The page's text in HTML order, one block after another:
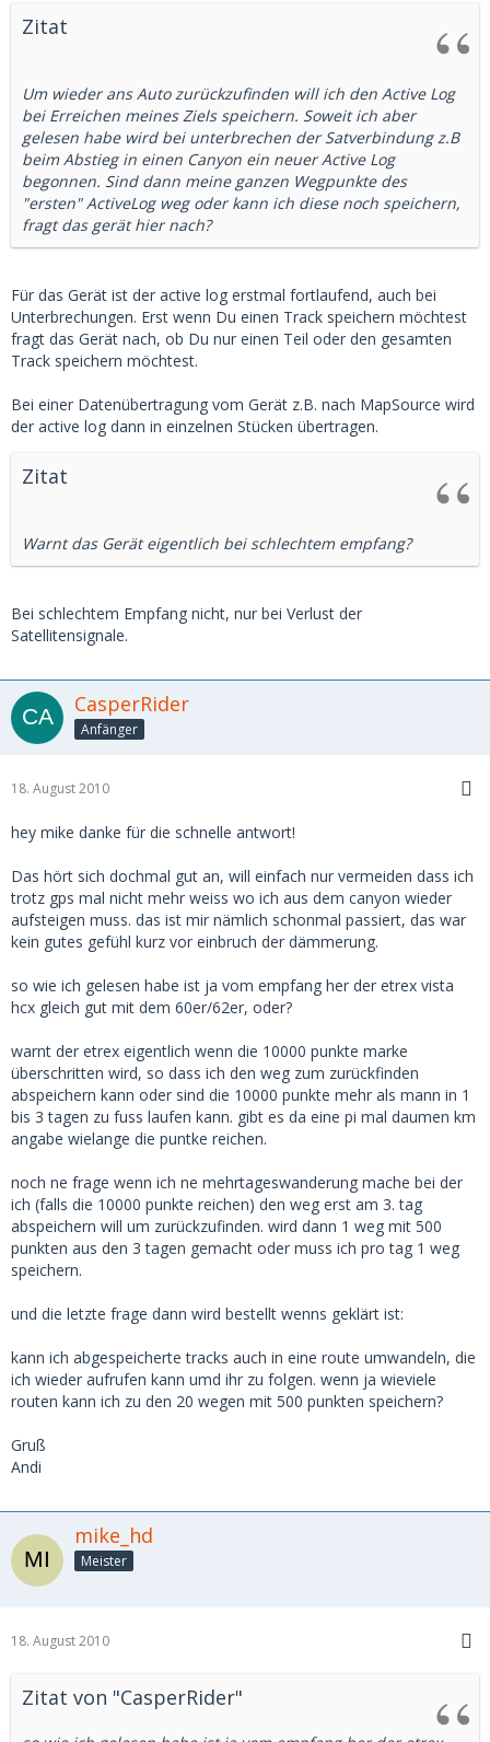
Zitat
Um wieder ans Auto zurückzufinden will ich den Active Log
bei Erreichen meines Ziels speichern. Soweit ich aber
gelesen habe wird bei unterbrechen der Satverbindung z.B
beim Abstieg in einen Canyon ein neuer Active Log
begonnen. Sind dann meine ganzen Wegpunkte des
"ersten" ActiveLog weg oder kann ich diese noch speichern,
fragt das gerät hier nach?
Für das Gerät ist der active log erstmal fortlaufend, auch bei
Unterbrechungen. Erst wenn Du einen Track speichern möchtest
fragt das Gerät nach, ob Du nur einen Teil oder den gesamten
Track speichern möchtest.
Bei einer Datenübertragung vom Gerät z.B. nach MapSource wird
der active log dann in einzelnen Stücken übertragen.
Zitat
Warnt das Gerät eigentlich bei schlechtem empfang?
Bei schlechtem Empfang nicht, nur bei Verlust der
Satellitensignale.
CasperRider
Anfänger
18. August 2010
hey mike danke für die schnelle antwort!
Das hört sich dochmal gut an, will einfach nur vermeiden dass ich
trotz gps mal nicht mehr weiss wo ich aus dem canyon wieder
aufsteigen muss. das ist mir nämlich schonmal passiert, das war
kein gutes gefühl kurz vor einbruch der dämmerung.
so wie ich gelesen habe ist ja vom empfang her der etrex vista
hcx gleich gut mit dem 60er/62er, oder?
warnt der etrex eigentlich wenn die 10000 punkte marke
überschritten wird, so dass ich den weg zum zurückfinden
abspeichern kann oder sind die 10000 punkte mehr als mann in 1
bis 3 tagen zu fuss laufen kann. gibt es da eine pi mal daumen km
angabe wielange die puntke reichen.
noch ne frage wenn ich ne mehrtageswanderung mache bei der
ich (falls die 10000 punkte reichen) den weg erst am 3. tag
abspeichern will um zurückzufinden. wird dann 1 weg mit 500
punkten aus den 3 tagen gemacht oder muss ich pro tag 1 weg
speichern.
und die letzte frage dann wird bestellt wenns geklärt ist:
kann ich abgespeicherte tracks auch in eine route umwandeln, die
ich wieder aufrufen kann umd ihr zu folgen. wenn ja wieviele
routen kann ich zu den 20 wegen mit 500 punkten speichern?
Gruß
Andi
mike_hd
Meister
18. August 2010
Zitat von "CasperRider"